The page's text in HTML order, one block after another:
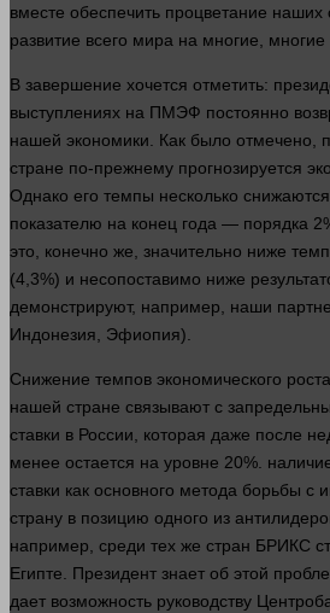
вместе обеспечить процветание наших
развитие всего мира на многие, многие
В завершение хочется отметить:
выступлениях на ПМЭФ постоянно
нашей экономики . Как было отмечено,
стране по-прежнему прогнозируется
Однако его темпы несколько
показателю на конец года — порядка
это, конечно же, значительно ниже
(4,3%) и несопоставимо ниже
демонстрируют, например , наши
Индонезия, Эфиопия).
Снижение темпов экономического
нашей стране связывают с
ставки в России, которая даже после
менее остается на уровне 20%.
ставки как основного метода борьбы с
страну в позицию одного из
например , среди тех же стран БРИКС
Египте. Президент знает об этой
дает возможность руководству